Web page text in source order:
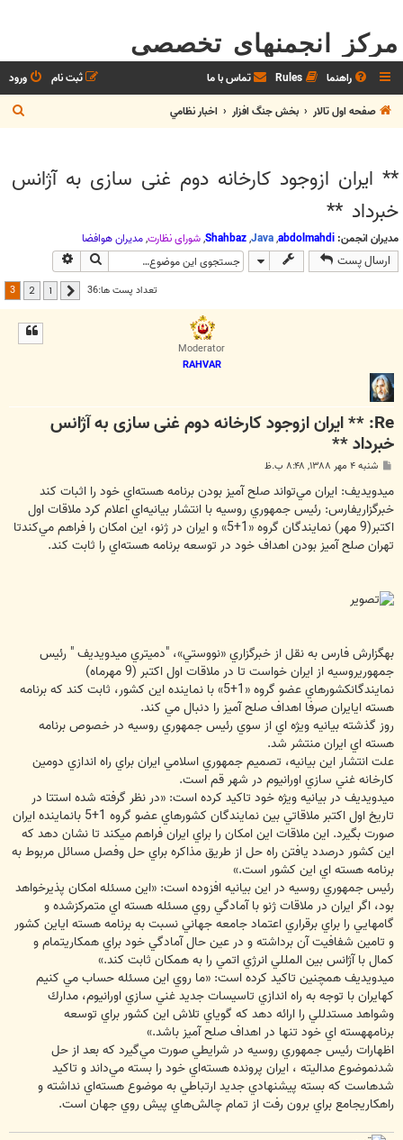
مرکز انجمنهای تخصصی
راهنما Rules تماس با ما ورود
ثبت نام
صفحه اول تالار
بخش جنگ افزار اخبار نظامي
س
** ایران ازوجود کارخانه دوم غنی سازی به آژانس
خبرداد **
مدیران انجمن: abdolmahdi
,
Java
,
Shahbaz
,شوراي نظارت,مديران هوافضا
ارسال پست جستجو
تعداد پست ها:36 قبلی 1
2
3
Moderator
RAHVAR
Re: ** ایران ازوجود کارخانه دوم غنی سازی به آژانس
خبرداد **
ت
شنبه ۴ مهر ۱۳۸۸, ۸:۴۸ ب.ظ
ميدويديف: ايران مي‌تواند صلح آميز بودن برنامه هسته‌اي خود را اثبات كند
خبرگزاريفارس: رئيس جمهوري روسيه با انتشار بيانيه‌اي اعلام كرد ملاقات اول
اكتبر(9 مهر) نمايندگان گروه «1+5» و ايران در ژنو، اين امكان را فراهم مي‌كندتا
تهران صلح آميز بودن اهداف خود در توسعه برنامه هسته‌اي را ثابت كند.
بهگزارش فارس به نقل از خبرگزاري «نووستي»، "دميتري ميدويديف " رئيس
جمهوريروسيه از ايران خواست تا در ملاقات اول اكتبر (9 مهرماه)
نمايندگانكشورهاي عضو گروه «1+5» با نماينده اين كشور، ثابت كند كه برنامه
هسته ايايران صرفا اهداف صلح آميز را دنبال مي كند.
روز گذشته بيانيه ويژه اي از سوي رئيس جمهوري روسيه در خصوص برنامه
هسته اي ايران منتشر شد.
علت انتشار اين بيانيه، تصميم جمهوري اسلامي ايران براي راه اندازي دومين
كارخانه غني سازي اورانيوم در شهر قم است.
ميدويديف در بيانيه ويژه خود تاكيد كرده است: «در نظر گرفته شده استتا در
تاريخ اول اكتبر ملاقاتي بين نمايندگان كشورهاي عضو گروه 1+5 بانماينده ايران
صورت بگيرد. اين ملاقات اين امكان را براي ايران فراهم ميكند تا نشان دهد كه
اين كشور درصدد يافتن راه حل از طريق مذاكره براي حل وفصل مسائل مربوط به
برنامه هسته اي اين كشور است.»
رئيس جمهوري روسيه در اين بيانيه افزوده است: «اين مسئله امكان پذيرخواهد
بود، اگر ايران در ملاقات ژنو با آمادگي روي مسئله هسته اي متمركزشده و
گامهايي را براي برقراري اعتماد جامعه جهاني نسبت به برنامه هسته اياين كشور
و تامين شفافيت آن برداشته و در عين حال آمادگي خود براي همكاريتمام و
كمال با آژانس بين المللي انرژي اتمي را به همكان ثابت كند.»
ميدويديف همچنين تاكيد كرده است: «ما روي اين مسئله حساب مي كنيم
كهايران با توجه به راه اندازي تاسيسات جديد غني سازي اورانيوم، مدارك
وشواهد مستدللي را ارائه دهد كه گوياي تلاش اين كشور براي توسعه
برنامههسته اي خود تنها در اهداف صلح آميز باشد.»
اظهارات رئيس جمهوري روسيه در شرايطي صورت مي‌گيرد كه بعد از حل
شدنموضوع مداليته ، ايران پرونده هسته‌اي خود را بسته مي‌داند و تاكيد
شدهاست كه بسته پيشنهادي جديد ارتباطي به موضوع هسته‌اي نداشته و
راهكاريجامع براي برون رفت از تمام چالش‌هاي پيش روي جهان است.